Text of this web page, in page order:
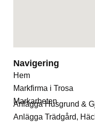
Navigering
Hem
Markfirma i Trosa
Markarbeten
Anlägga Husgrund &
Anlägga Trädgård,